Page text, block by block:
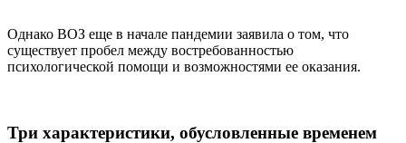
Однако ВОЗ еще в начале пандемии заявила о том, что
существует пробел между востребованностью
психологической помощи и возможностями ее оказания.
Три характеристики, обусловленные временем